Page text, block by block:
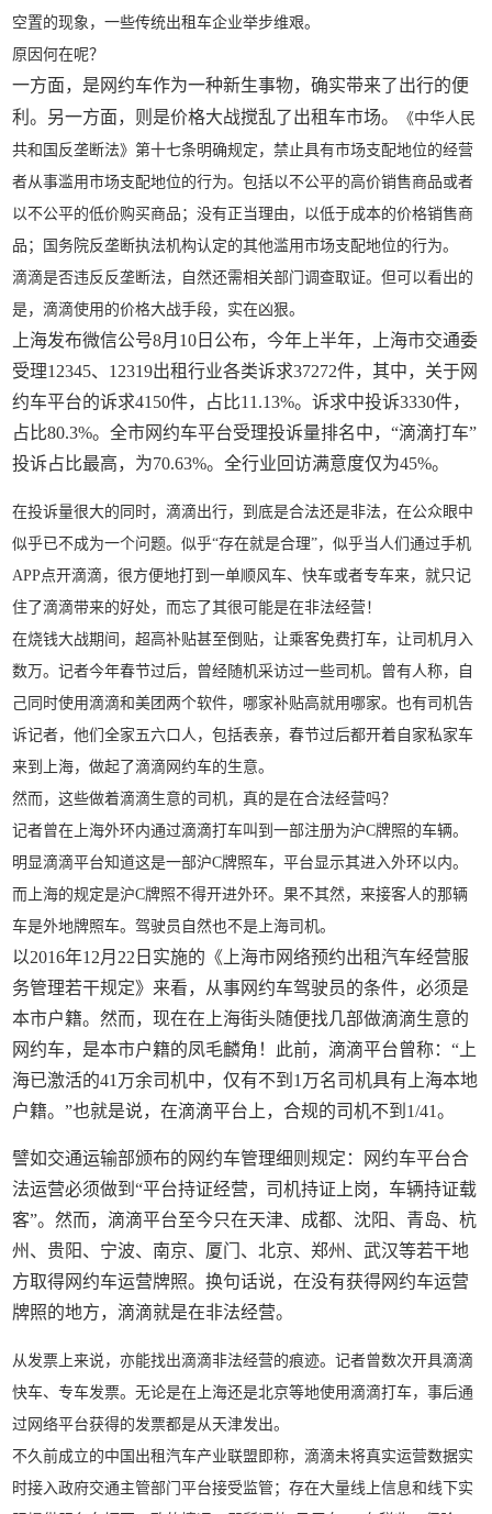
空置的现象，一些传统出租车企业举步维艰。
原因何在呢？
一方面，是网约车作为一种新生事物，确实带来了出行的便
利。另一方面，则是价格大战搅乱了出租车市场。
《中华人民
共和国反垄断法》第十七条明确规定，禁止具有市场支配地位的经营
者从事滥用市场支配地位的行为。包括以不公平的高价销售商品或者
以不公平的低价购买商品；没有正当理由，以低于成本的价格销售商
品；国务院反垄断执法机构认定的其他滥用市场支配地位的行为。
滴滴是否违反反垄断法，自然还需相关部门调查取证。但可以看出的
是，滴滴使用的价格大战手段，实在凶狠。
上海发布微信公号8月10日公布，今年上半年，上海市交通委
受理12345、12319出租行业各类诉求37272件，其中，关于网
约车平台的诉求4150件，占比11.13%。诉求中投诉3330件，
占比80.3%。全市网约车平台受理投诉量排名中，“滴滴打车”
投诉占比最高，为70.63%。全行业回访满意度仅为45%。
在投诉量很大的同时，滴滴出行，到底是合法还是非法，在公众眼中
似乎已不成为一个问题。似乎“存在就是合理”，似乎当人们通过手机
APP点开滴滴，很方便地打到一单顺风车、快车或者专车来，就只记
住了滴滴带来的好处，而忘了其很可能是在非法经营！
在烧钱大战期间，超高补贴甚至倒贴，让乘客免费打车，让司机月入
数万。记者今年春节过后，曾经随机采访过一些司机。曾有人称，自
己同时使用滴滴和美团两个软件，哪家补贴高就用哪家。也有司机告
诉记者，他们全家五六口人，包括表亲，春节过后都开着自家私家车
来到上海，做起了滴滴网约车的生意。
然而，这些做着滴滴生意的司机，真的是在合法经营吗？
记者曾在上海外环内通过滴滴打车叫到一部注册为沪C牌照的车辆。
明显滴滴平台知道这是一部沪C牌照车，平台显示其进入外环以内。
而上海的规定是沪C牌照不得开进外环。果不其然，来接客人的那辆
车是外地牌照车。驾驶员自然也不是上海司机。
以2016年12月22日实施的《上海市网络预约出租汽车经营服
务管理若干规定》来看，从事网约车驾驶员的条件，必须是
本市户籍。然而，现在在上海街头随便找几部做滴滴生意的
网约车，是本市户籍的凤毛麟角！此前，滴滴平台曾称：“上
海已激活的41万余司机中，仅有不到1万名司机具有上海本地
户籍。”也就是说，在滴滴平台上，合规的司机不到1/41。
譬如交通运输部颁布的网约车管理细则规定：网约车平台合
法运营必须做到“平台持证经营，司机持证上岗，车辆持证载
客”。然而，滴滴平台至今只在天津、成都、沈阳、青岛、杭
州、贵阳、宁波、南京、厦门、北京、郑州、武汉等若干地
方取得网约车运营牌照。换句话说，在没有获得网约车运营
牌照的地方，滴滴就是在非法经营。
从发票上来说，亦能找出滴滴非法经营的痕迹。记者曾数次开具滴滴
快车、专车发票。无论是在上海还是北京等地使用滴滴打车，事后通
过网络平台获得的发票都是从天津发出。
不久前成立的中国出租汽车产业联盟即称，滴滴未将真实运营数据实
时接入政府交通主管部门平台接受监管；存在大量线上信息和线下实